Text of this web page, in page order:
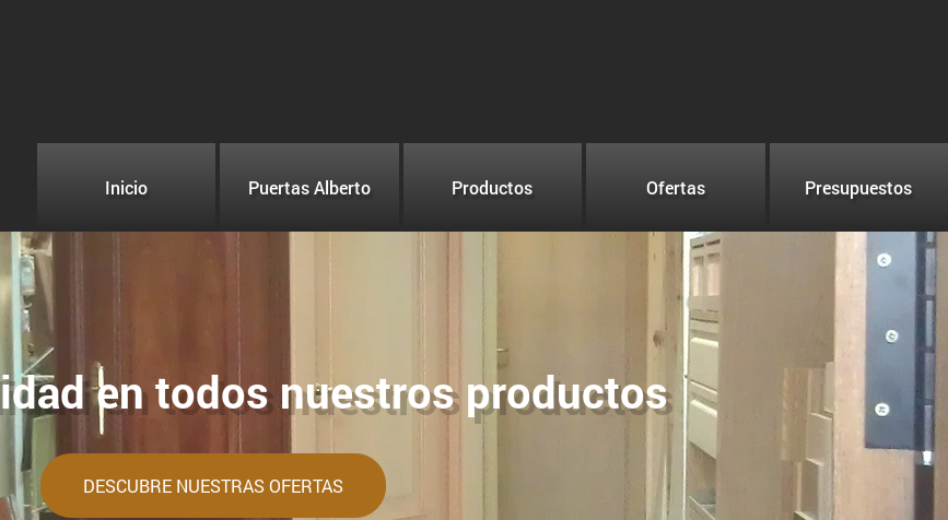
Inicio Puertas Alberto Productos Ofertas Presupuestos
en todos nuestros productos
DESCUBRE NUESTRAS OFERTAS